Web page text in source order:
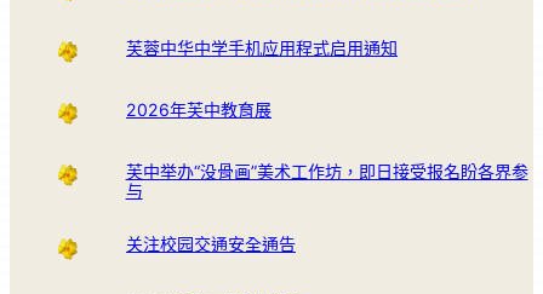
芙蓉中华中学手机应用程式启用通知
2026年芙中教育展
芙中举办“没骨画”美术工作坊，即日接受报名盼各界参
与
关注校园交通安全通告